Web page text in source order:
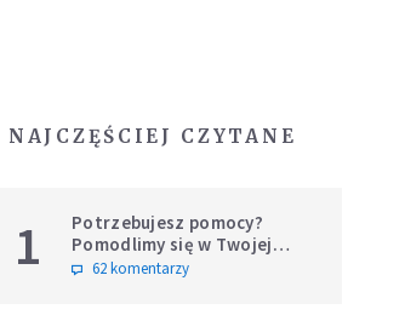
NAJCZĘŚCIEJ CZYTANE
1
Potrzebujesz pomocy?
Pomodlimy się w Twojej
intencji
62 komentarzy